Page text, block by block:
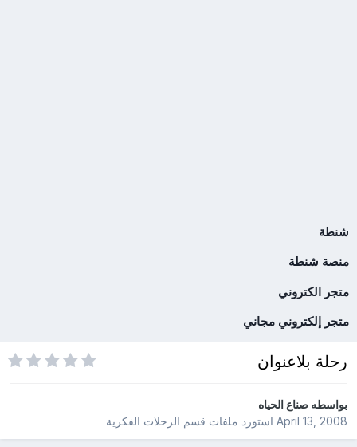
شنطة
منصة شنطة
متجر الكتروني
متجر إلكتروني مجاني
رحلة بلاعنوان
بواسطهصناع الحياه
April 13, 2008استورد ملفات قسم الرحلات الفكرية